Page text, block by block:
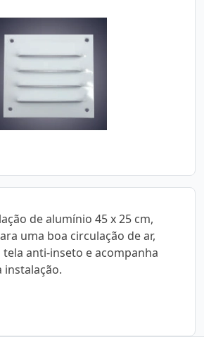
de alumínio 45 x 25 cm,
uma boa circulação de ar,
anti-inseto e acompanha
instalação.